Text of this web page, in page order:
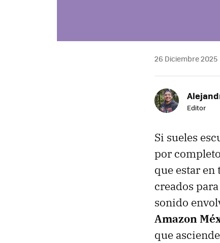
26 Diciembre 2025
Editor
Si sueles
por
que estar en
creados
sonido
Amazon
que